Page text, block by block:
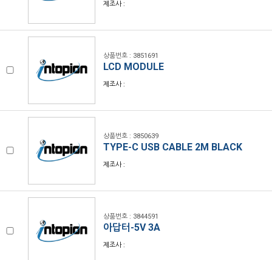
제조사 :
상품번호 : 3851691
LCD MODULE
제조사 :
상품번호 : 3850639
TYPE-C USB CABLE 2M BLACK
제조사 :
상품번호 : 3844591
아답터-5V 3A
제조사 :